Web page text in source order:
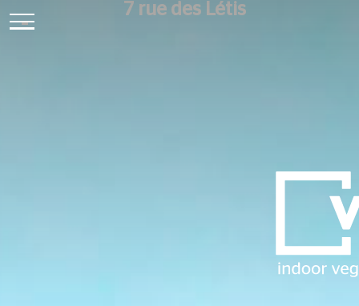
7 rue des Létis